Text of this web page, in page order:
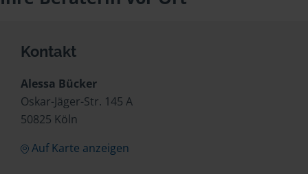
Kontakt
Alessa Bücker
Oskar-Jäger-Str. 145 A
50825 Köln
Auf Karte anzeigen